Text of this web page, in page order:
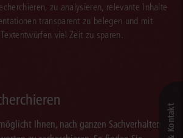
zu analysieren, relevante Inhalte
transparent zu belegen und mit
viel Zeit zu sparen.
Ihnen, nach ganzen Sachverhalten